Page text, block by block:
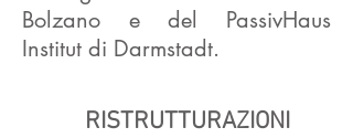
Bolzano e del PassivHaus
Institut di Darmstadt.
RISTRUTTURAZIONI